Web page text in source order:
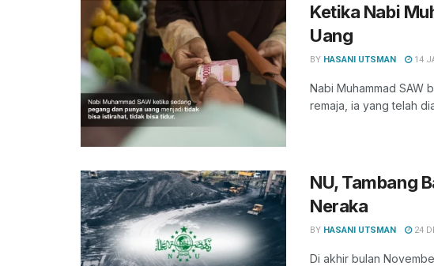
Ketika Nabi
Uang
BY HASANI UTSMAN 14
Nabi Muhammad SAW
remaja, ia yang telah
NU, Tambang
Neraka
BY HASANI UTSMAN 24
Di akhir bulan